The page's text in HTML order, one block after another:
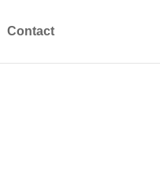
Contact